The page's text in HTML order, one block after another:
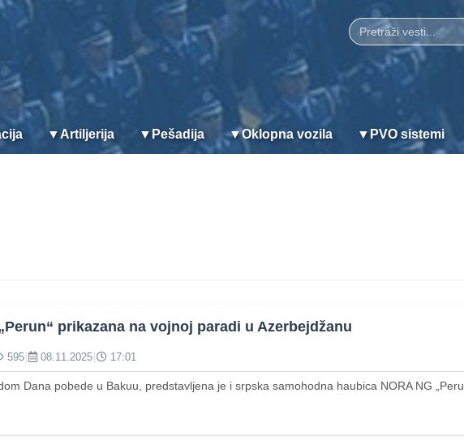
▼Artiljerija ▼ Pešadija ▼Oklopna vozila ▼ PVO sistemi
prikazana na vojnoj paradi u Azerbejdžanu
595 08.11.2025 17:01
Dana pobede u Bakuu, predstavljena je i srpska samohodna haubica NORA NG